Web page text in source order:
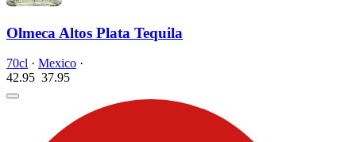
Olmeca Altos Plata Tequila
70cl · Mexico ·
42.95 37.95